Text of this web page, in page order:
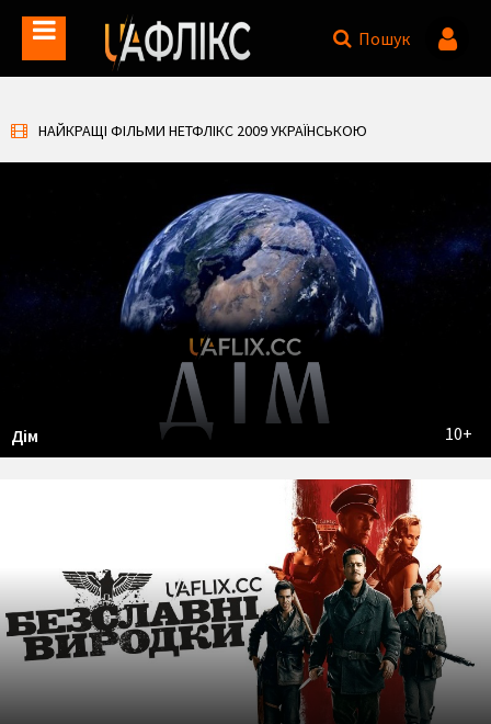
Пошук
НАЙКРАЩІ ФІЛЬМИ НЕТФЛІКС 2009 УКРАЇНСЬКОЮ
10+
Дім